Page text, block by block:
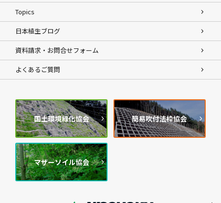
Topics
日本植生ブログ
資料請求・お問合せフォーム
よくあるご質問
国土環境緑化協会 簡易吹付法枠協会
マザーソイル協会